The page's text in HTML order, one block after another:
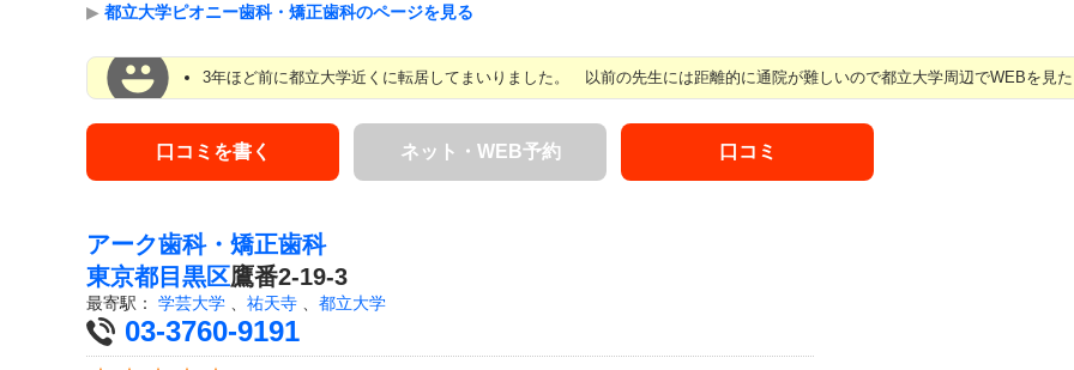
▶ 都立大学ピオニー歯科・矯正歯科のページを見る
3年ほど前に都立大学近くに転居してまいりました。 以前の先生には距離的に通院が難しいので都立大学周辺でWEBを見
口コミを書く ネット・WEB予約 口コミ
アーク歯科・矯正歯科
東京都目黒区鷹番2-19-3
最寄駅： 学芸大学 祐天寺 都立大学
03-3760-9191